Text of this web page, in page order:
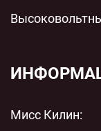
защиты для
пленочный
современных
Мисс Килин: